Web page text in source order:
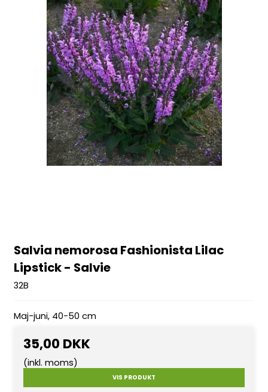
Salvia nemorosa Fashionista Lilac
Lipstick - Salvie
32B
Maj-juni, 40-50 cm
35,00 DKK
(inkl. moms)
VIS PRODUKT